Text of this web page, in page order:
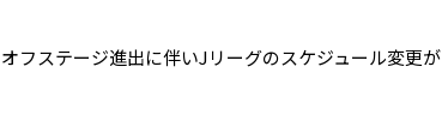
フステージ進出に伴いJリーグのスケジュール変更が